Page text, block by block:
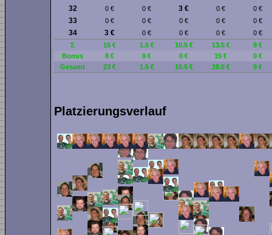
32 0 € 0 € 3 € 0 € 0 €
33 0 € 0 € 0 € 0 € 0 €
34 3 € 0 € 0 € 0 €
0 €
Σ
15 € 1.5 € 10.5 € 13.5 €
9 €
Bonus
8 € 0 € 0 € 15 €
0 €
Gesamt
23 € 1.5 € 10.5 € 28.5 € 9 €
Platzierungsverlauf